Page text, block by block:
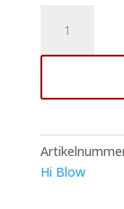
HiBlow
HP-
&
Luchtpomp
aantal
Hi Blow